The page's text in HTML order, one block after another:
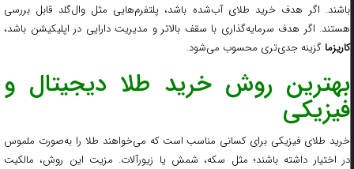
باشند. اگر هدف خرید طلای آب‌شده باشد، پلتفرم‌هایی مثل وال‌گلد قابل بررسی
هستند. اگر هدف سرمایه‌گذاری با سقف بالاتر و مدیریت دارایی در اپلیکیشن باشد،
کاریزماگزینه جدی‌تری محسوب می‌شود.
بهترین روش خرید طلا دیجیتال و
فیزیکی
خرید طلای فیزیکی برای کسانی مناسب است که می‌خواهند طلا را به‌صورت ملموس
در اختیار داشته باشند؛ مثل سکه، شمش یا زیورآلات. مزیت این روش، مالکیت